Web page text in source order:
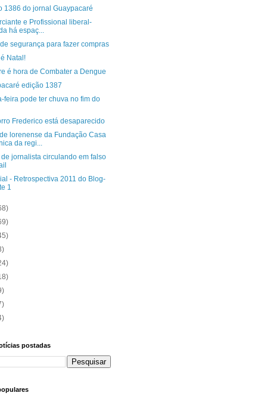
1386 do jornal Guaypacaré
e Profissional liberal-
há espaç...
segurança para fazer compras
Natal!
é hora de Combater a Dengue
edição 1387
feira pode ter chuva no fim do
Frederico está desaparecido
lorenense da Fundação Casa
da regi...
de jornalista circulando em falso
- Retrospectiva 2011 do Blog-
1
postadas